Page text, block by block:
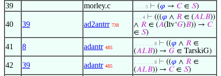
39 morley.c . . . . 5 ⊢ (𝜑 → 𝐶∈ 𝑆)
40 39 ad2antrr 738
. . . 4 ⊢ (((𝜑 ∧ 𝑅 ∈ (𝐴𝐿𝐵))
∧ 𝑅 ∈ (𝐴(Itv‘𝐺)𝐵)) → 𝐶
∈ 𝑆)
41 8 adantr 485
. . . . . . . 8 ⊢ ((𝜑 ∧ 𝑅 ∈
(𝐴𝐿𝐵)) → 𝐺 ∈ TarskiG)
42 39 adantr 485
. . . . . . . 8 ⊢ ((𝜑 ∧ 𝑅 ∈
(𝐴𝐿𝐵)) → 𝐶∈ 𝑆)